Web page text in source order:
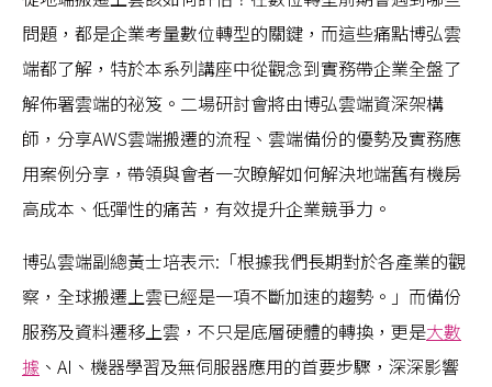
問題，都是企業考量數位轉型的關鍵，而這些痛點博弘雲
端都了解，特於本系列講座中從觀念到實務帶企業全盤了
解佈署雲端的祕笈。二場研討會將由博弘雲端資深架構
師，分享AWS雲端搬遷的流程、雲端備份的優勢及實務應
用案例分享，帶領與會者一次瞭解如何解決地端舊有機房
高成本、低彈性的痛苦，有效提升企業競爭力。
博弘雲端副總黃士培表示:「根據我們長期對於各產業的觀
察，全球搬遷上雲已經是一項不斷加速的趨勢。」而備份
服務及資料遷移上雲，不只是底層硬體的轉換，更是大數
據 、AI、機器學習及無伺服器應用的首要步驟，深深影響